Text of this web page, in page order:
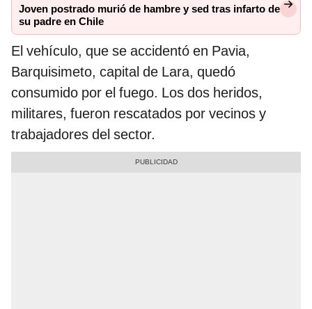
Joven postrado murió de hambre y sed tras infarto de
su padre en Chile
El vehículo, que se accidentó en Pavia,
Barquisimeto, capital de Lara, quedó
consumido por el fuego. Los dos heridos,
militares, fueron rescatados por vecinos y
trabajadores del sector.